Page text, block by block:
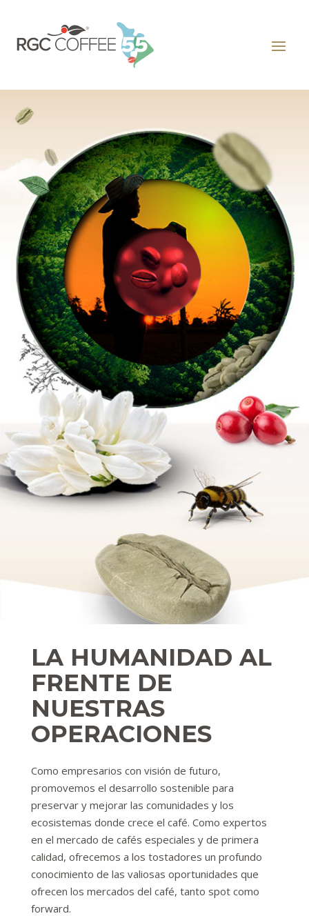
LA HUMANIDAD AL
FRENTE DE
NUESTRAS
OPERACIONES
Como empresarios con visión de futuro,
promovemos el desarrollo sostenible para
preservar y mejorar las comunidades y los
ecosistemas donde crece el café. Como expertos
en el mercado de cafés especiales y de primera
calidad, ofrecemos a los tostadores un profundo
conocimiento de las valiosas oportunidades que
ofrecen los mercados del café, tanto spot como
forward.